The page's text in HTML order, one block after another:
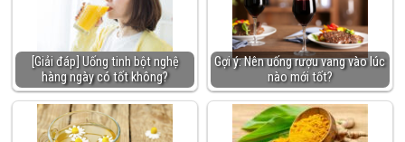
[Giải đáp] Uống tinh bột nghệ
hàng ngày có tốt không?
Gợi ý: Nên uống rượu vang vào lúc
nào mới tốt?